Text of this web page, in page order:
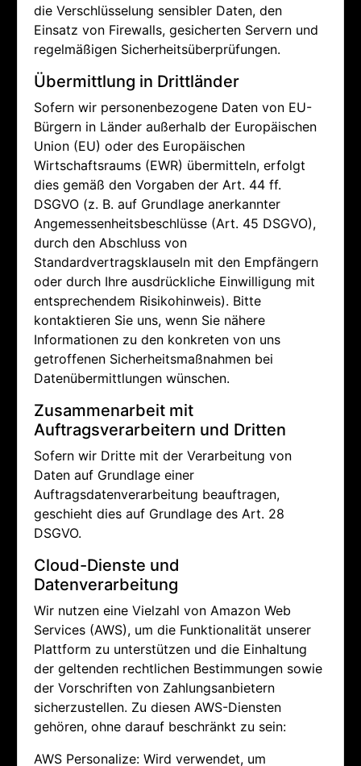
die Verschlüsselung sensibler Daten, den
Einsatz von Firewalls, gesicherten Servern und
regelmäßigen Sicherheitsüberprüfungen.
Übermittlung in Drittländer
Sofern wir personenbezogene Daten von EU-
Bürgern in Länder außerhalb der Europäischen
Union (EU) oder des Europäischen
Wirtschaftsraums (EWR) übermitteln, erfolgt
dies gemäß den Vorgaben der Art. 44 ff.
DSGVO (z. B. auf Grundlage anerkannter
Angemessenheitsbeschlüsse (Art. 45 DSGVO),
durch den Abschluss von
Standardvertragsklauseln mit den Empfängern
oder durch Ihre ausdrückliche Einwilligung mit
entsprechendem Risikohinweis). Bitte
kontaktieren Sie uns, wenn Sie nähere
Informationen zu den konkreten von uns
getroffenen Sicherheitsmaßnahmen bei
Datenübermittlungen wünschen.
Zusammenarbeit mit
Auftragsverarbeitern und Dritten
Sofern wir Dritte mit der Verarbeitung von
Daten auf Grundlage einer
Auftragsdatenverarbeitung beauftragen,
geschieht dies auf Grundlage des Art. 28
DSGVO.
Cloud-Dienste und
Datenverarbeitung
Wir nutzen eine Vielzahl von Amazon Web
Services (AWS), um die Funktionalität unserer
Plattform zu unterstützen und die Einhaltung
der geltenden rechtlichen Bestimmungen sowie
der Vorschriften von Zahlungsanbietern
sicherzustellen. Zu diesen AWS-Diensten
gehören, ohne darauf beschränkt zu sein:
AWS Personalize: Wird verwendet, um